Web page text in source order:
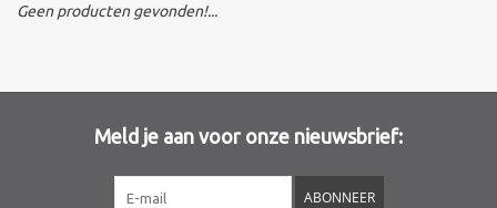
Geen producten gevonden!...
Meld je aan voor onze nieuwsbrief:
ABONNEER